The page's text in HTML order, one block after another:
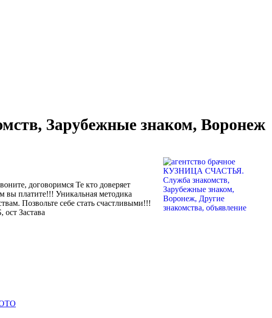
Зарубежные знаком, Воронеж
договоримся Те кто доверяет
платите!!! Уникальная методика
Позвольте себе стать счастливыми!!!
Застава